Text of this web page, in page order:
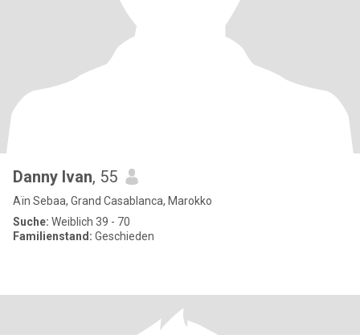
Danny Ivan, 55
Aïn Sebaa, Grand Casablanca, Marokko
Suche: Weiblich 39 - 70
Familienstand: Geschieden